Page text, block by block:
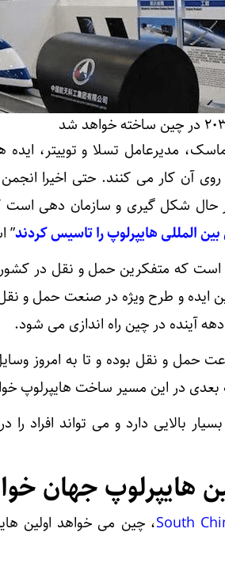
مدیرعامل تسلا و توییتر، ایده
آن کار می کنند. حتی اخیرا
شکل گیری و سازمان دهی است
المللی هایپرلوپ را تاسیس کردند”
که متفکرین حمل و نقل در
ایده و طرح ویژه در صنعت حمل و
آینده در چین راه اندازی می شود.
حمل و نقل بوده و تا به امروز
در این مسیر ساخت هایپرلوپ
هایپرلوپ جهان
، چین می خواهد اولین